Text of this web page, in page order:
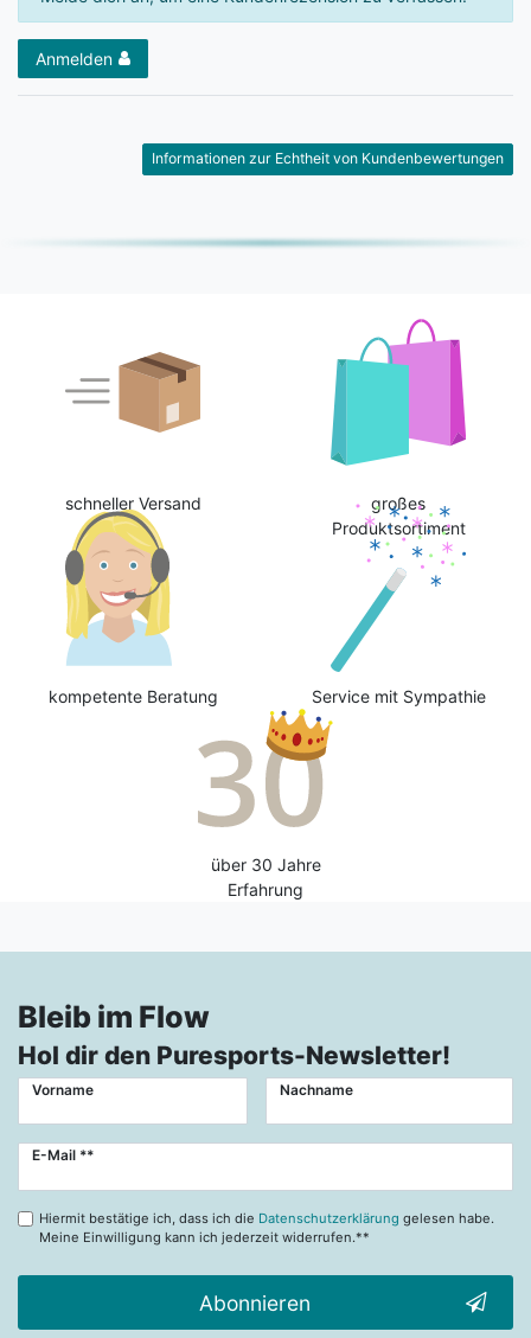
Anmelden
Informationen zur Echtheit von Kundenbewertungen
schneller Versand
großes
Produktsortiment
kompetente Beratung Service mit Sympathie
über 30 Jahre
Erfahrung
Bleib im Flow
Hol dir den Puresports-Newsletter!
Vorname Nachname
E-Mail **
Newsletter
Hiermit bestätige ich, dass ich die Datenschutzerklärung gelesen habe.
Meine Einwilligung kann ich jederzeit widerrufen.**
Abonnieren